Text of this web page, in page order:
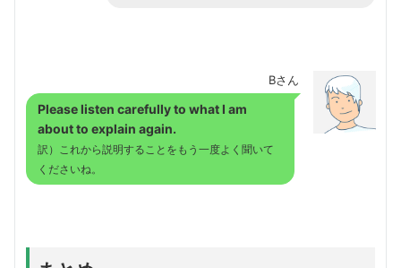
Bさん
Please listen carefully to what I am
about to explain again.
訳）これから説明することをもう一度よく聞いて
くださいね。